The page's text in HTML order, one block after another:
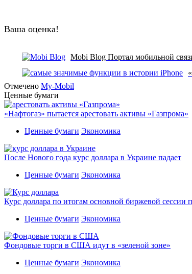
Ваша оценка!
Mobi Blog Портал мобильной
Отмечено My-Mobil
Ценные бумаги
«Нафтогаз» пытается арестовать активы «Газпрома»
Ценные бумаги Экономика
После Нового года курс доллара в Украине падает
Ценные бумаги Экономика
Курс доллара по итогам основной биржевой сессии
Ценные бумаги Экономика
Фондовые торги в США идут в «зеленой зоне»
Ценные бумаги Экономика